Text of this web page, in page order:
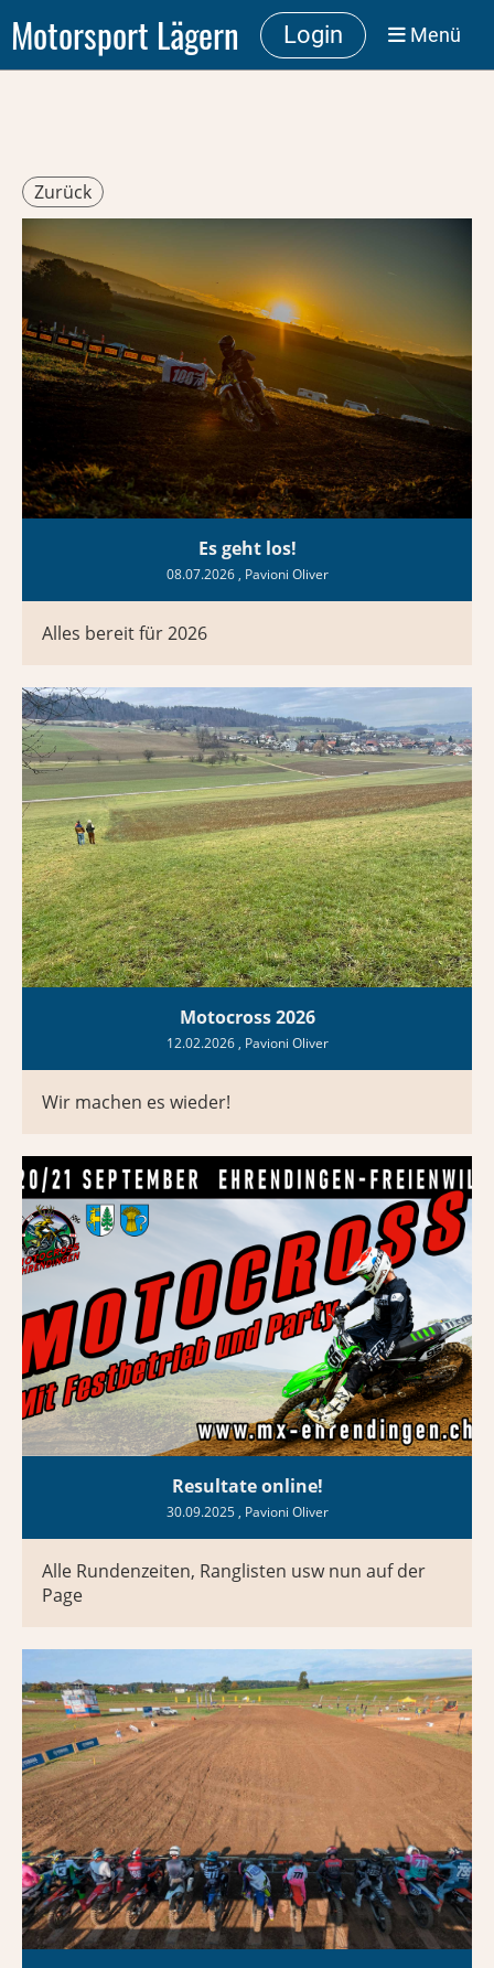
Motorsport Lägern Login Menü
Zurück
Es geht los!
08.07.2026, Pavioni Oliver
Alles bereit für 2026
Motocross 2026
12.02.2026, Pavioni Oliver
Wir machen es wieder!
Resultate online!
30.09.2025, Pavioni Oliver
Alle Rundenzeiten, Ranglisten usw nun auf der
Page